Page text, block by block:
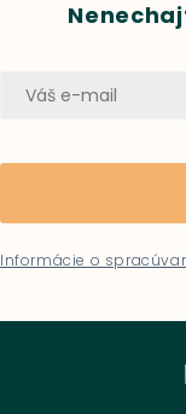
Informácie o